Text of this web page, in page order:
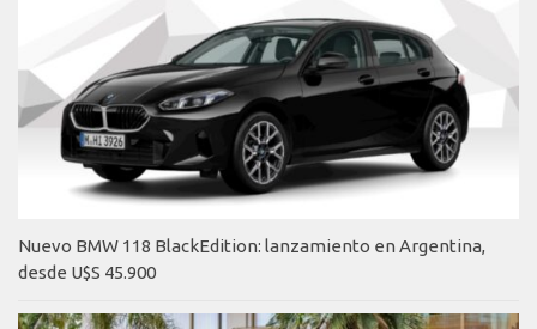
Nuevo BMW 118 BlackEdition: lanzamiento en Argentina,
desde U$S 45.900